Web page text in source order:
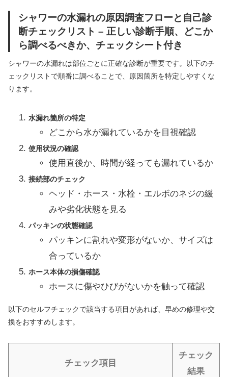
シャワーの水漏れの原因調査フローと自己診
断チェックリスト – 正しい診断手順、どこか
ら調べるべきか、チェックシート付き
シャワーの水漏れは部位ごとに正確な診断が重要です。以下のチ
ェックリストで順番に調べることで、原因箇所を特定しやすくな
ります。
水漏れ箇所の特定
どこから水が漏れているかを目視確認
使用状況の確認
使用直後か、時間が経っても漏れているか
接続部のチェック
ヘッド・ホース・水栓・エルボのネジの緩
みや劣化状態を見る
パッキンの状態確認
パッキンに割れや変形がないか、サイズは
合っているか
ホース本体の損傷確認
ホースに傷やひびがないかを触って確認
以下のセルフチェックで該当する項目があれば、早めの修理や交
換をおすすめします。
チェック項目
チェック
結果